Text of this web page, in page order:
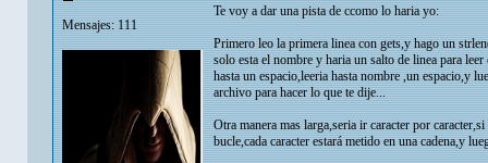
Mensajes: 111
Te voy a dar una pista de ccomo lo haria yo:
Primero leo la primera linea con gets,y hago un
solo esta el nombre y haria un salto de linea para
hasta un espacio,leeria hasta nombre ,un espacio,y
archivo para hacer lo que te dije...
Otra manera mas larga,seria ir caracter por
bucle,cada caracter estará metido en una cadena,y